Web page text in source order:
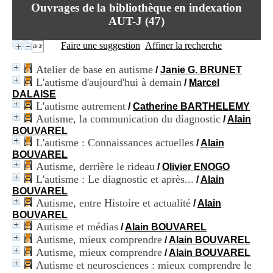
Ouvrages de la bibliothèque en indexation
AUT-J (47)
Faire une suggestion Affiner la recherche
Atelier de base en autisme /Janie G. BRUNET
L'autisme d'aujourd'hui à demain / Marcel
DALAISE
L'autisme autrement /Catherine BARTHELEMY
Autisme, la communication du diagnostic /Alain
BOUVAREL
L'autisme : Connaissances actuelles /Alain
BOUVAREL
Autisme, derrière le rideau /Olivier ENOGO
L'autisme : Le diagnostic et après... /Alain
BOUVAREL
Autisme, entre Histoire et actualité /Alain
BOUVAREL
Autisme et médias /Alain BOUVAREL
Autisme, mieux comprendre /Alain BOUVAREL
Autisme, mieux comprendre /Alain BOUVAREL
Autisme et neurosciences : mieux comprendre le
i
d
u
R
A
h
n
e
-
l
p
s
e
t
r
e